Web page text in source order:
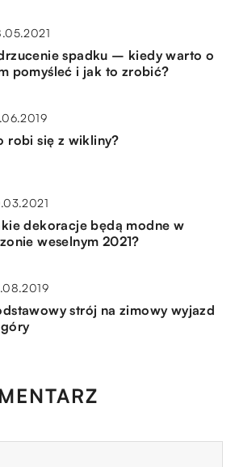
spadku – kiedy warto o
pomyśleć i jak to zrobić?
robi się z wikliny?
dekoracje będą modne w
weselnym 2021?
strój na zimowy wyjazd